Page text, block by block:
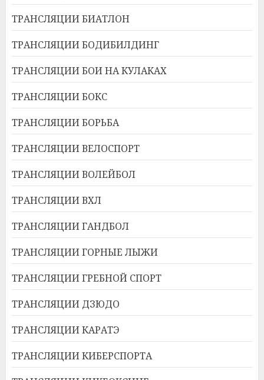
ТРАНСЛЯЦИИ БИАТЛОН
ТРАНСЛЯЦИИ БОДИБИЛДИНГ
ТРАНСЛЯЦИИ БОИ НА КУЛАКАХ
ТРАНСЛЯЦИИ БОКС
ТРАНСЛЯЦИИ БОРЬБА
ТРАНСЛЯЦИИ ВЕЛОСПОРТ
ТРАНСЛЯЦИИ ВОЛЕЙБОЛ
ТРАНСЛЯЦИИ ВХЛ
ТРАНСЛЯЦИИ ГАНДБОЛ
ТРАНСЛЯЦИИ ГОРНЫЕ ЛЫЖИ
ТРАНСЛЯЦИИ ГРЕБНОЙ СПОРТ
ТРАНСЛЯЦИИ ДЗЮДО
ТРАНСЛЯЦИИ КАРАТЭ
ТРАНСЛЯЦИИ КИБЕРСПОРТА